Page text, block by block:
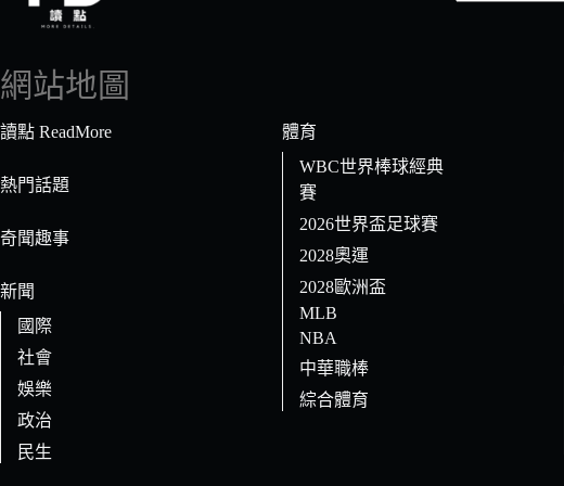
網站地圖
讀點 ReadMore
熱門話題
奇聞趣事
新聞
國際
社會
娛樂
政治
民生
體育
WBC世界棒球經典
賽
2026世界盃足球賽
2028奧運
2028歐洲盃
MLB
NBA
中華職棒
綜合體育